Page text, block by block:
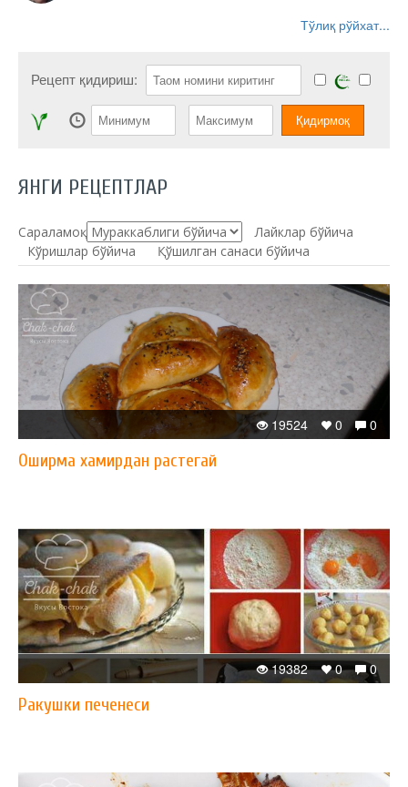
Тўлиқ рўйхат...
Рецепт қидириш:
ЯНГИ РЕЦЕПТЛАР
Сараламоқ:
Лайклар бўйича
Кўришлар бўйича
Қўшилган санаси бўйича
0
0
19524
Оширма хамирдан растегай
0
0
19382
Ракушки печенеси